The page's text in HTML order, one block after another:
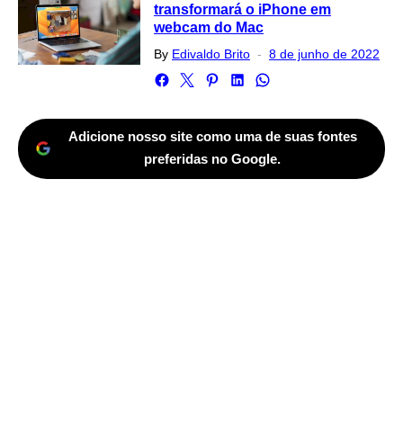
transformará o iPhone em
webcam do Mac
By Edivaldo Brito
Posted
8 de junho de 2022
Adicione nosso site como uma de suas fontes
preferidas no Google.